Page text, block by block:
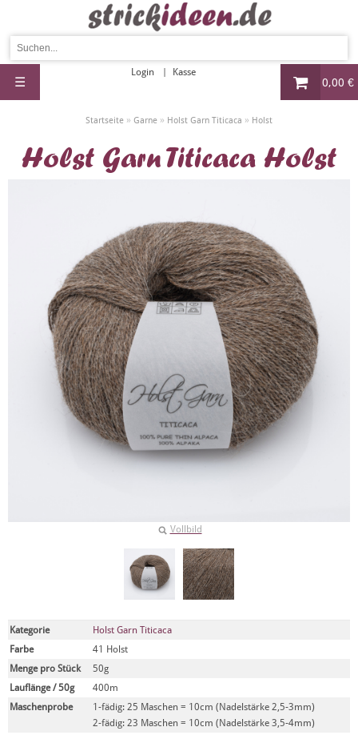
0,00 €
Login Kasse
☰
Startseite » Garne » Holst Garn Titicaca » Holst
Holst Garn Titicaca Holst
Vollbild
Kategorie
Holst Garn Titicaca
Farbe
41 Holst
Menge pro Stück
50g
Lauflänge / 50g
400m
Maschenprobe
1-fädig: 25 Maschen = 10cm (Nadelstärke 2,5-3mm)
2-fädig: 23 Maschen = 10cm (Nadelstärke 3,5-4mm)